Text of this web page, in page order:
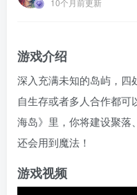
软件 Linux
游戏介绍
深入充满未知的岛屿，四
自生存或者多人合作都
海岛》里，你将建设聚落
还会用到魔法！
游戏视频